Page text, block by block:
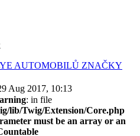
AUTOMOBILŮ ZNAČKY
Aug 2017, 10:13
: in file
lib/Twig/Extension/Core.php
must be an array or an